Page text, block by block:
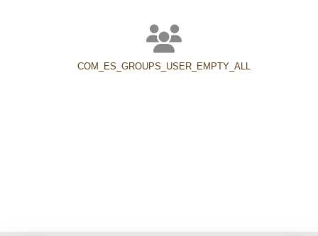
COM_ES_GROUPS_USER_EMPTY_ALL